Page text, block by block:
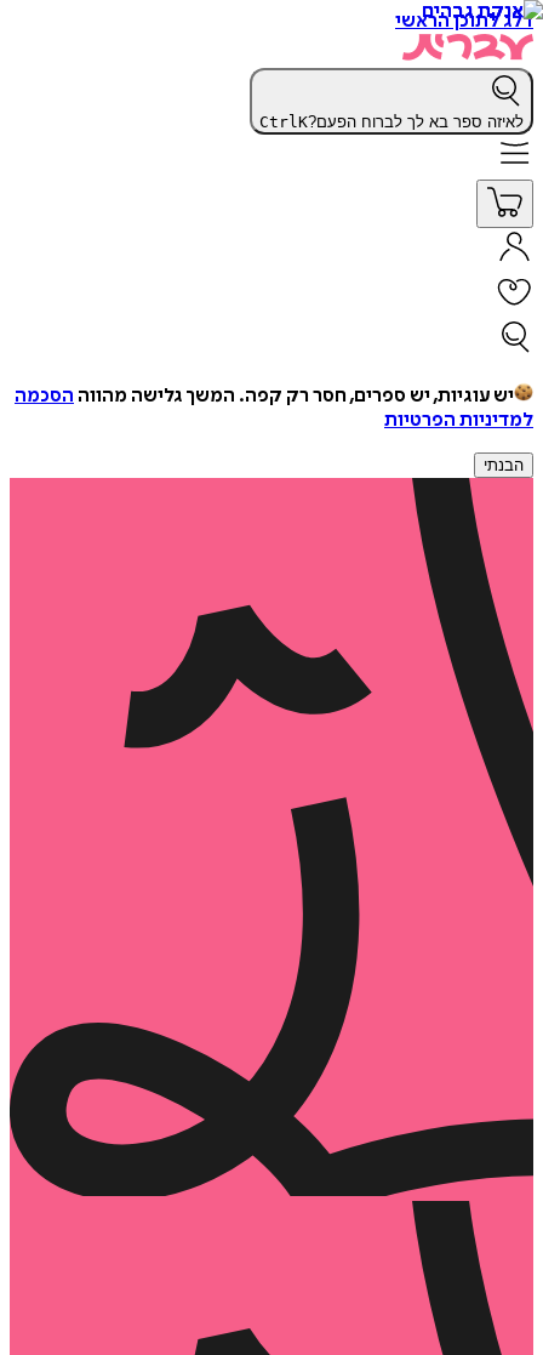
דלג לתוכן הראשי
לאיזה ספר בא לך לברוח הפעם? CtrlK
יש עוגיות, יש ספרים, חסר רק קפה. המשך גלישה מהווה הסכמה
למדיניות הפרטיות
הבנתי